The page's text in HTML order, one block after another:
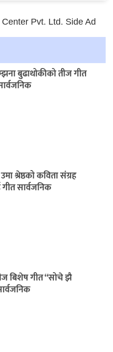
बुढाथोकीको तीज गीत
श्रेष्ठको कविता संग्रह
सार्वजनिक
बिशेष गीत “सोचे झै